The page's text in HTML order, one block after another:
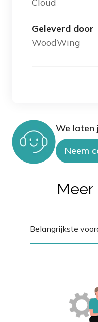
Cloud
Geleverd door
WoodWing
We laten
Neem
Meer
Belangrijkste